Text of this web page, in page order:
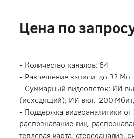
Цена по
- Количество каналов: 64
- Разрешение записи: до 32 Мп
- Суммарный видеопоток: ИИ
(исходящий); ИИ вкл.: 200
- Поддержка видеоаналитики
распознавание лиц,
тепловая карта, стереоанализ,